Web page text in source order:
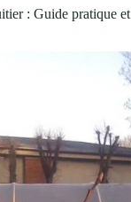
: Guide pratique et